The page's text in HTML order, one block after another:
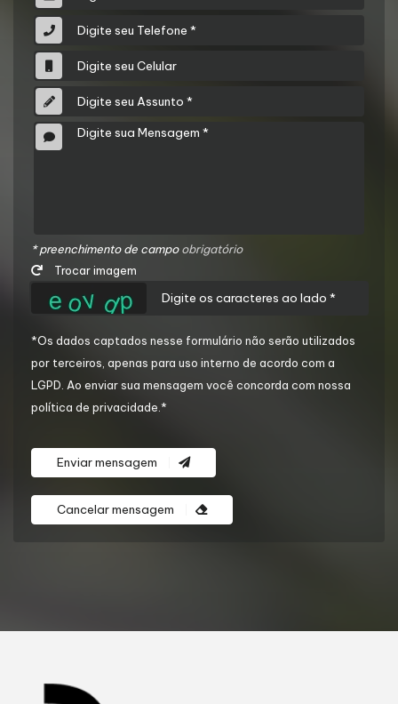
* preenchimento de campoobrigatório
Trocar imagem
*Os dados captados nesse formulário não serão utilizados
por terceiros, apenas para uso interno de acordo com a
LGPD . Ao enviar sua mensagem você concorda com nossa
política de privacidade.*
Enviar mensagem
Cancelar mensagem